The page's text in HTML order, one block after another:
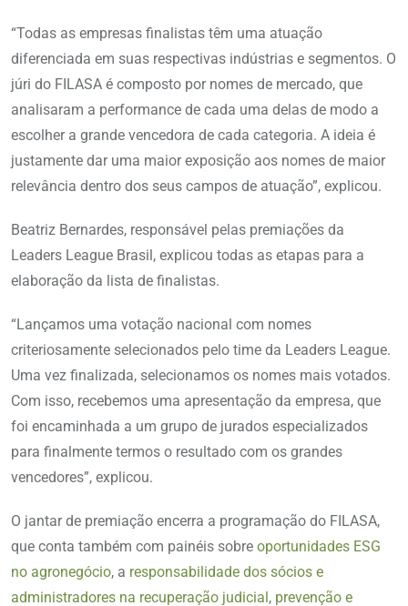
“Todas as empresas finalistas têm uma atuação
diferenciada em suas respectivas indústrias e segmentos. O
júri do FILASA é composto por nomes de mercado, que
analisaram a performance de cada uma delas de modo a
escolher a grande vencedora de cada categoria. A ideia é
justamente dar uma maior exposição aos nomes de maior
relevância dentro dos seus campos de atuação”, explicou.
Beatriz Bernardes, responsável pelas premiações da
Leaders League Brasil, explicou todas as etapas para a
elaboração da lista de finalistas.
“Lançamos uma votação nacional com nomes
criteriosamente selecionados pelo time da Leaders League.
Uma vez finalizada, selecionamos os nomes mais votados.
Com isso, recebemos uma apresentação da empresa, que
foi encaminhada a um grupo de jurados especializados
para finalmente termos o resultado com os grandes
vencedores”, explicou.
O jantar de premiação encerra a programação do FILASA,
que conta também com painéis sobre oportunidades ESG
no agronegócio, a responsabilidade dos sócios e
administradores na recuperação judicial , prevenção e